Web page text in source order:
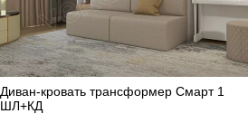
Диван-кровать трансформер Смарт 1
ШЛ+КД